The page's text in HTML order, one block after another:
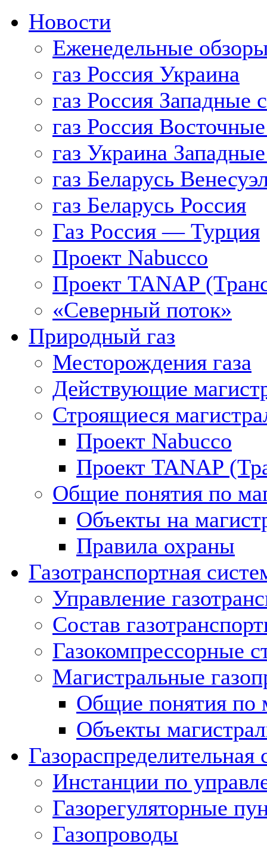
Новости
Еженедельные
газ Россия Украина
газ Россия Западные
газ Россия
газ Украина
газ Беларусь
газ Беларусь Россия
Газ Россия — Турция
Проект Nabucco
Проект TANAP
«Северный поток»
Природный газ
Месторождения газа
Действующие
Строящиеся
Проект Nabucco
Проект TANAP
Общие понятия по
Объекты на
Правила охраны
Газотранспортная
Управление
Состав
Газокомпрессорные
Магистральные
Общие понятия по
Объекты
Газораспределительная
Инстанции по
Газорегуляторные
Газопроводы